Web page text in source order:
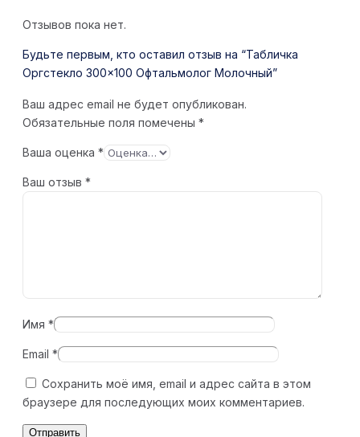
Отзывов пока нет.
Будьте первым, кто оставил отзыв на “Табличка
Оргстекло 300×100 Офтальмолог Молочный”
Ваш адрес email не будет опубликован.
Обязательные поля помечены *
Ваша оценка *
Ваш отзыв *
Имя *
Email *
Сохранить моё имя, email и адрес сайта в этом
браузере для последующих моих комментариев.